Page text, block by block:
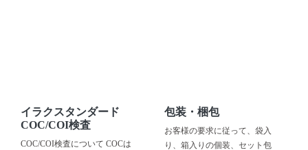
イラクスタンダード
COC/COI検査
COC/COI検査について COCは
包装・梱包
お客様の要求に従って、袋入
り、箱入りの個装、セット包